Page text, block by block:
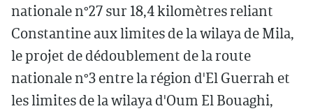
nationale n°27 sur 18,4 kilomètres reliant
Constantine aux limites de la wilaya de Mila,
le projet de dédoublement de la route
nationale n°3 entre la région d'El Guerrah et
les limites de la wilaya d'Oum El Bouaghi,